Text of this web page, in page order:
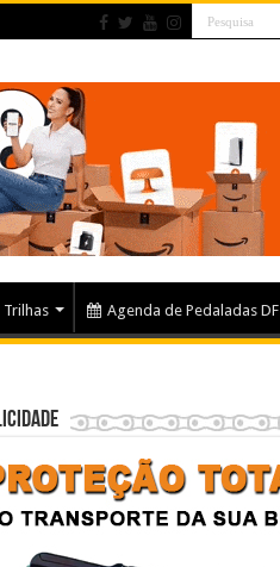
Trilhas Agenda de Pedaladas DF